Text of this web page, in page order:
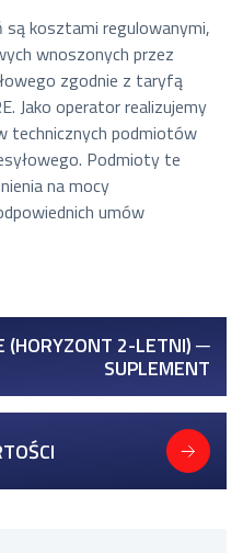
są kosztami regulowanymi,
wnoszonych przez
zgodnie z taryfą
Jako operator realizujemy
technicznych podmiotów
Podmioty te
na mocy
umów
(HORYZONT 2-LETNI) ─
SUPLEMENT